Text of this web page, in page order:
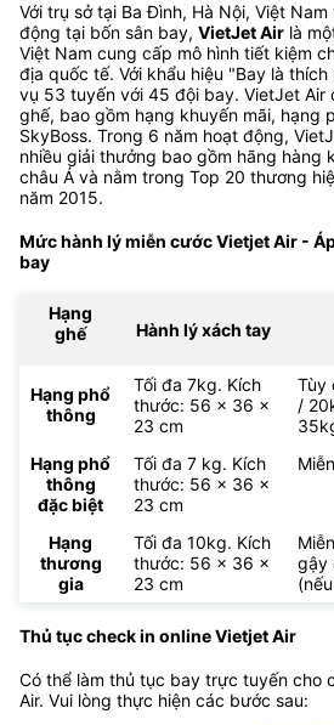
Với trụ sở tại Ba Đình, Hà Nội, Việt
động tại bốn sân bay, VietJet Air là
Việt Nam cung cấp mô hình tiết kiệm
địa quốc tế. Với khẩu hiệu "Bay là
vụ 53 tuyến với 45 đội bay. VietJet Air
ghế, bao gồm hạng khuyến mãi, hạng
SkyBoss. Trong 6 năm hoạt động,
nhiều giải thưởng bao gồm hãng hàng
châu Á và nằm trong Top 20 thương
năm 2015.
Mức hành lý miễn cước Vietjet Air -
bay
Hạng
ghế
Hành lý xách tay
Hạng phổ
thông
Tối đa 7kg. Kích
thước: 56 x 36 x
23 cm
Tùy
/
Hạng phổ
thông
đặc biệt
Tối đa 7 kg. Kích
thước: 56 x 36 x
23 cm
Hạng
thương
gia
Tối đa 10kg. Kích
thước: 56 x 36 x
23 cm
gậy
Thủ tục check in online Vietjet Air
Có thể làm thủ tục bay trực tuyến cho
Air. Vui lòng thực hiện các bước sau: